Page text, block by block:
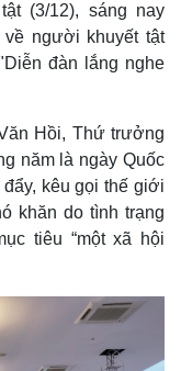
(3/12), sáng nay
người khuyết tật
đàn lắng nghe
Hồi, Thứ trưởng
năm là ngày Quốc
kêu gọi thế giới
khăn do tình trạng
tiêu “một xã hội